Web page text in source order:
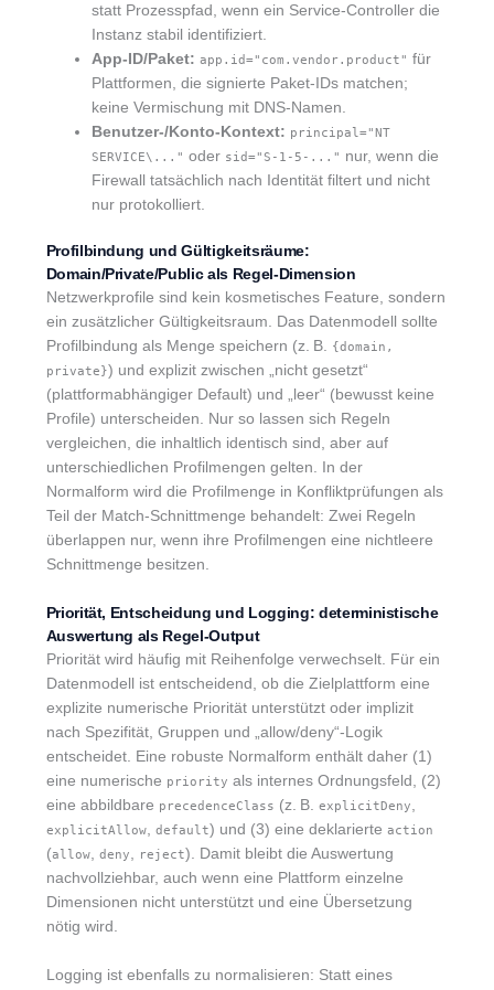
statt Prozesspfad, wenn ein Service-Controller die
Instanz stabil identifiziert.
App-ID/Paket: app.id="com.vendor.product" für
Plattformen, die signierte Paket-IDs matchen;
keine Vermischung mit DNS-Namen.
Benutzer-/Konto-Kontext: principal="NT
SERVICE\..." oder sid="S-1-5-..." nur, wenn die
Firewall tatsächlich nach Identität filtert und nicht
nur protokolliert.
Profilbindung und Gültigkeitsräume:
Domain/Private/Public als Regel-Dimension
Netzwerkprofile sind kein kosmetisches Feature, sondern
ein zusätzlicher Gültigkeitsraum. Das Datenmodell sollte
Profilbindung als Menge speichern (z. B. {domain,
private}) und explizit zwischen „nicht gesetzt“
(plattformabhängiger Default) und „leer“ (bewusst keine
Profile) unterscheiden. Nur so lassen sich Regeln
vergleichen, die inhaltlich identisch sind, aber auf
unterschiedlichen Profilmengen gelten. In der
Normalform wird die Profilmenge in Konfliktprüfungen als
Teil der Match-Schnittmenge behandelt: Zwei Regeln
überlappen nur, wenn ihre Profilmengen eine nichtleere
Schnittmenge besitzen.
Priorität, Entscheidung und Logging: deterministische
Auswertung als Regel-Output
Priorität wird häufig mit Reihenfolge verwechselt. Für ein
Datenmodell ist entscheidend, ob die Zielplattform eine
explizite numerische Priorität unterstützt oder implizit
nach Spezifität, Gruppen und „allow/deny“-Logik
entscheidet. Eine robuste Normalform enthält daher (1)
eine numerische priority als internes Ordnungsfeld, (2)
eine abbildbare precedenceClass (z. B. explicitDeny,
explicitAllow, default) und (3) eine deklarierte action
(allow, deny, reject). Damit bleibt die Auswertung
nachvollziehbar, auch wenn eine Plattform einzelne
Dimensionen nicht unterstützt und eine Übersetzung
nötig wird.
Logging ist ebenfalls zu normalisieren: Statt eines